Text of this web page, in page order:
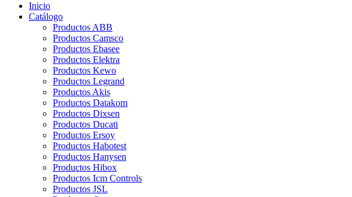
Inicio
Catálogo
Productos ABB
Productos Camsco
Productos Ebasee
Productos Elektra
Productos Kewo
Productos Legrand
Productos Akis
Productos Datakom
Productos Dixsen
Productos Ducati
Productos Ersoy
Productos Habotest
Productos Hanysen
Productos Hibox
Productos Icm Controls
Productos JSL